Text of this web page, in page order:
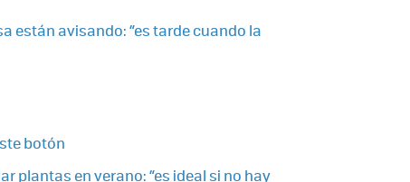
están avisando: “es tarde cuando la
botón
plantas en verano: “es ideal si no hay